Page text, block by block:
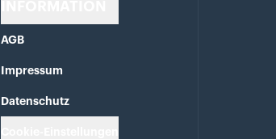
AGB
Impressum
Datenschutz